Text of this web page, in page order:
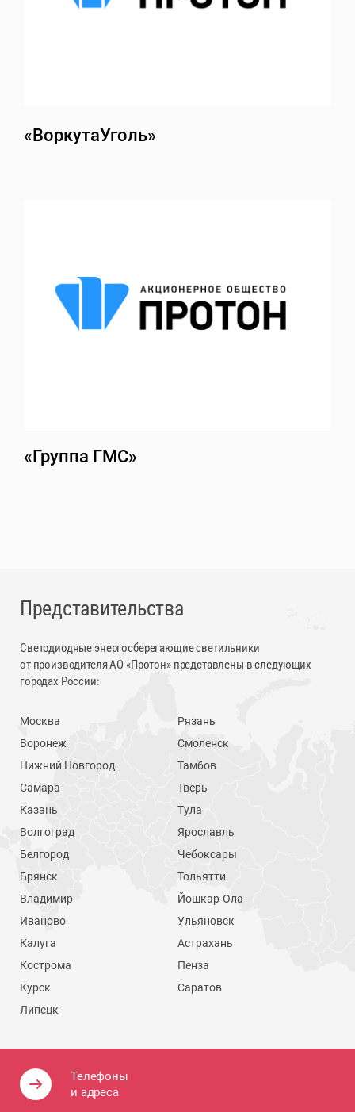
«ВоркутаУголь»
«Группа ГМС»
Телефоны
и адреса
Представительства
Светодиодные энергосберегающие светильники
от производителя АО «Протон» представлены в следующих
городах России:
Москва
Воронеж
Нижний Новгород
Самара
Казань
Волгоград
Белгород
Брянск
Владимир
Иваново
Калуга
Кострома
Курск
Липецк
Рязань
Смоленск
Тамбов
Тверь
Тула
Ярославль
Чебоксары
Тольятти
Йошкар-Ола
Ульяновск
Астрахань
Пенза
Саратов